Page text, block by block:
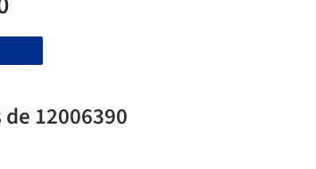
12006390